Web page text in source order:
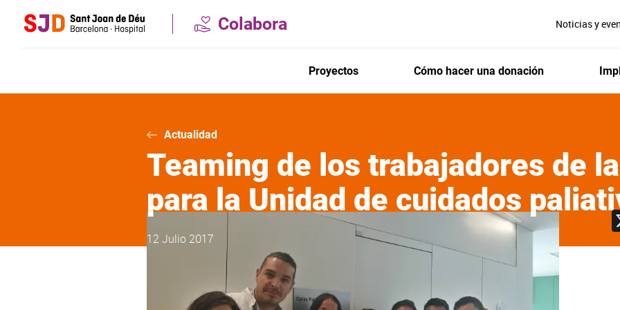
Colabora Noticias y
Proyectos Cómo hacer una donación
Actualidad
Teaming de los trabajadores de
para la Unidad de cuidados
12 Julio 2017